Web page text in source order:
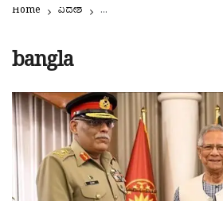
Home ವಿದೇಶ ಭಾರತದ ರಾಜ್ಯಗಳು ತನ್ನದೆಂದು
bangla